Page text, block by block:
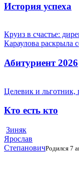
История успеха
Круиз в счастье:
Караулова раскрыла
Абитуриент 2026
Целевик и льготник,
Кто есть кто
Зиняк
Ярослав
СтепановичРодился 7